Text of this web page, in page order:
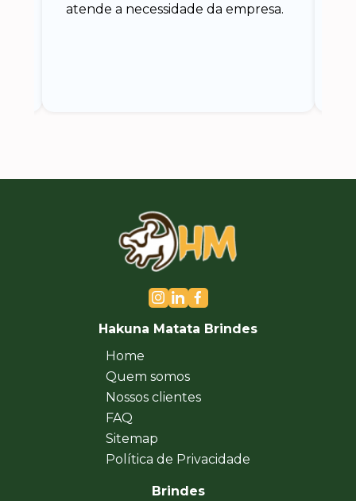
atende a necessidade da empresa.
Hakuna Matata Brindes
Home
Quem somos
Nossos clientes
FAQ
Sitemap
Política de Privacidade
Brindes